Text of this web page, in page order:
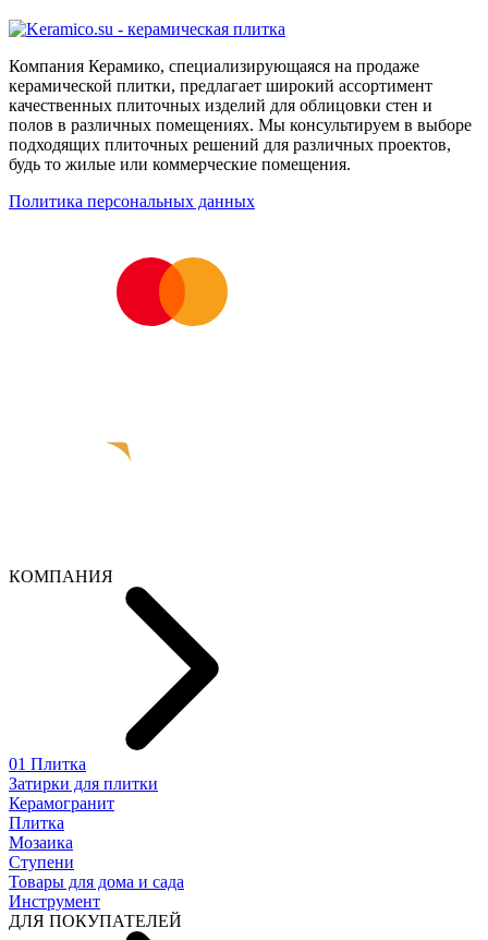
Компания Керамико, специализирующаяся на продаже
керамической плитки, предлагает широкий ассортимент
качественных плиточных изделий для облицовки стен и
полов в различных помещениях. Мы консультируем в выборе
подходящих плиточных решений для различных проектов,
будь то жилые или коммерческие помещения.
Политика персональных данных
КОМПАНИЯ
01 Плитка
Затирки для плитки
Керамогранит
Плитка
Мозаика
Ступени
Товары для дома и сада
Инструмент
ДЛЯ ПОКУПАТЕЛЕЙ